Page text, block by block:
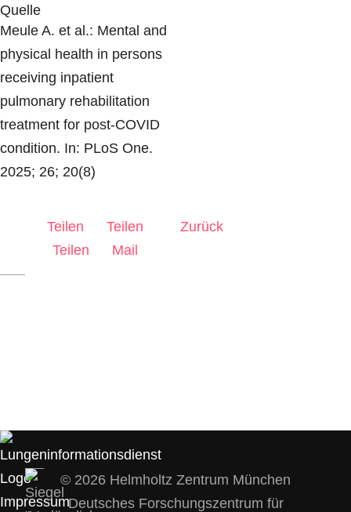
Quelle
Meule A. et al.: Mental and
physical health in persons
receiving inpatient
pulmonary rehabilitation
treatment for post-COVID
condition. In: PLoS One.
2025; 26; 20(8)
Teilen
Teilen
Teilen
Mail
Zurück
Impressum
© 2026 Helmholtz Zentrum München
Deutsches Forschungszentrum für